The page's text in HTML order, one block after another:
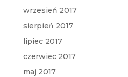
wrzesień 2017
sierpień 2017
lipiec 2017
czerwiec 2017
maj 2017